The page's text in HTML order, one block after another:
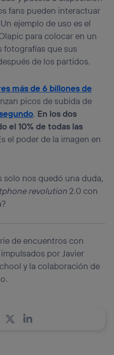
fans pueden interactuar
ejemplo de uso es el
para colocar en un
fotografías que sus
de los partidos.
más de 6 billones de
picos de subida de
. En los dos
el 10% de todas las
el poder de la imagen en
solo nos quedó una duda,
revolution 2.0 con
de encuentros con
por Javier
y la colaboración de